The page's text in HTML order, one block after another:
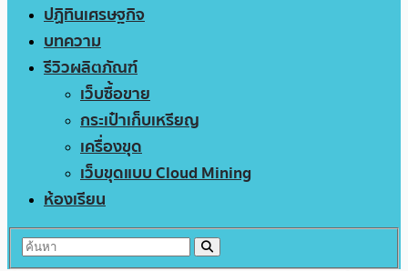
ปฏิทินเศรษฐกิจ
บทความ
รีวิวผลิตภัณฑ์
เว็บซื้อขาย
กระเป๋าเก็บเหรียญ
เครื่องขุด
เว็บขุดแบบ Cloud Mining
ห้องเรียน